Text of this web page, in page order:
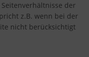
der
z.B. wenn bei der
nicht berücksichtigt